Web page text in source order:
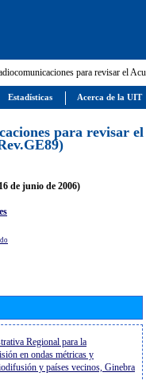
para revisar el
para revisar
de junio de 2006)
Regional para la
en ondas métricas y
y países vecinos, Ginebra
Estadísticas Acerca de la UIT